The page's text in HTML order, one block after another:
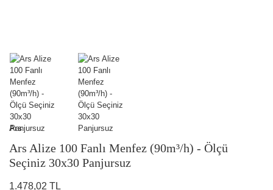
Ars
Ars Alize 100 Fanlı Menfez (90m³/h) - Ölçü
Seçiniz 30x30 Panjursuz
1.478,02 TL